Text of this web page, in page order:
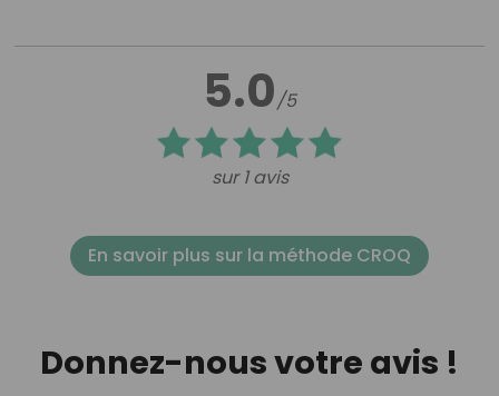
5.0/5
sur 1 avis
En savoir plus sur la méthode CROQ
Donnez-nous votre avis !